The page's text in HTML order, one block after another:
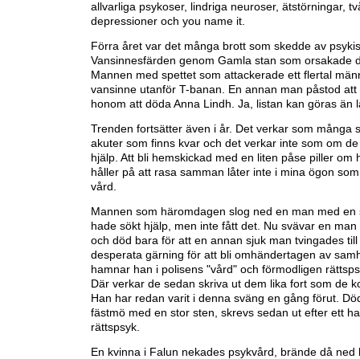
allvarliga psykoser, lindriga neuroser, ätstörningar,
depressioner och you name it.
Förra året var det många brott som skedde av
Vansinnesfärden genom Gamla stan som orsakade
Mannen med spettet som attackerade ett flertal
vansinne utanför T-banan. En annan man påstod
honom att döda Anna Lindh. Ja, listan kan göras än
Trenden fortsätter även i år. Det verkar som många
akuter som finns kvar och det verkar inte som om
hjälp. Att bli hemskickad med en liten påse piller om
håller på att rasa samman låter inte i mina ögon
vård.
Mannen som häromdagen slog ned en man med en
hade sökt hjälp, men inte fått det. Nu svävar en man
och död bara för att en annan sjuk man tvingades
desperata gärning för att bli omhändertagen av
hamnar han i polisens "vård" och förmodligen
Där verkar de sedan skriva ut dem lika fort som de
Han har redan varit i denna sväng en gång förut.
fästmö med en stor sten, skrevs sedan ut efter ett
rättspsyk.
En kvinna i Falun nekades psykvård, brände då ned